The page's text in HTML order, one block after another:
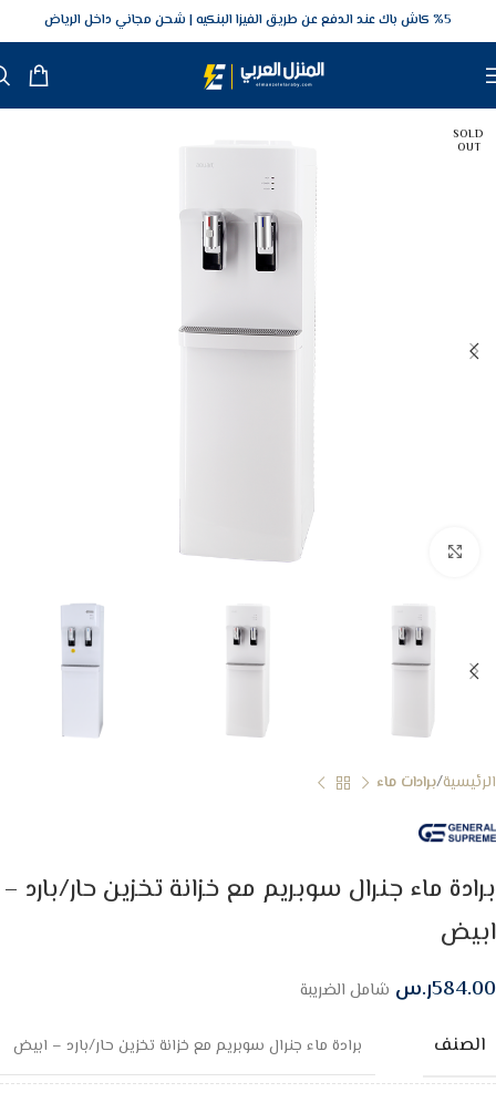
5‎% كاش باك عند الدفع عن طريق الفيزا البنكيه شحن مجاني داخل الرياض
SOLD
OUT
الرئيسية برادات ماء
برادة ماء جنرال سوبريم مع خزانة تخزين حار/بارد –
ابيض
584.00ر.س شامل الضريبة
الصنف برادة ماء جنرال سوبريم مع خزانة تخزين حار/بارد – ابيض